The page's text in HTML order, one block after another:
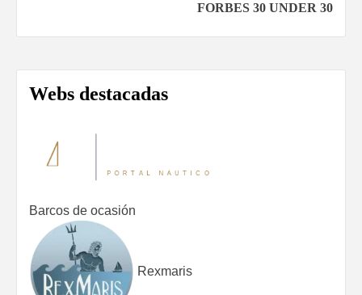
FORBES 30 UNDER 30
Webs destacadas
Barcos de ocasión
Rexmaris